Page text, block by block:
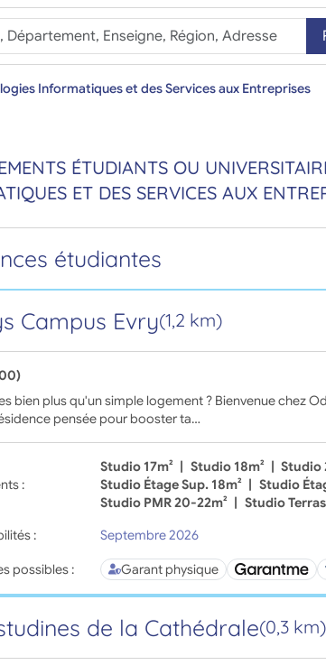
Informatiques et des Services aux Entreprises
ÉTUDIANTS OU
ET DES SERVICES AUX
étudiantes
Campus Evry(1,2 km)
bien plus qu'un simple logement ? Bienvenue chez
pensée pour booster ta…
:
Studio 17m² | Studio 18m² | Studio
Studio Étage Sup. 18m² | Studio
Studio PMR 20-22m² | Studio
:
Septembre 2026
possibles : Garant physique
de la Cathédrale(0,3 km)